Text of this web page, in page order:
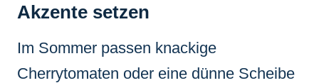
Akzente setzen
Im Sommer passen knackige
Cherrytomaten oder eine dünne Scheibe